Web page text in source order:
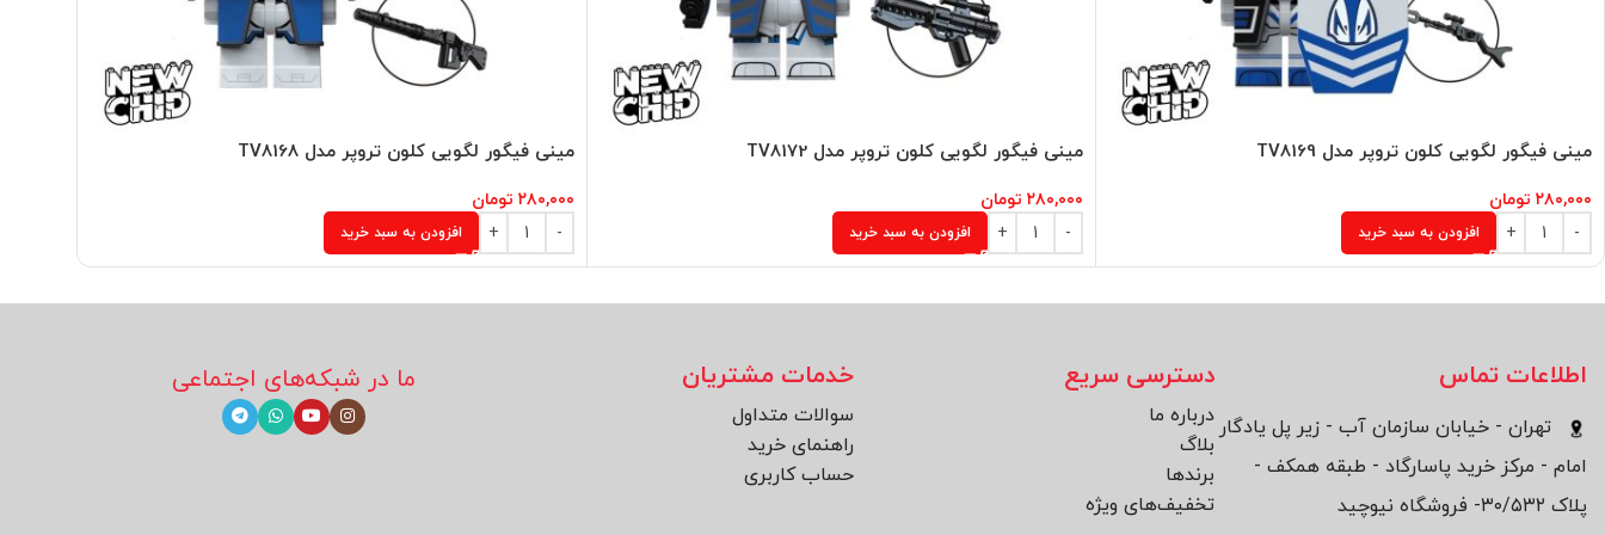
مینی فیگور لگویی کلون تروپر مدل TV8169
۲۸۰,۰۰۰ تومان
افزودن به سبد خرید
مینی فیگور لگویی کلون تروپر مدل TV8172
۲۸۰,۰۰۰ تومان
افزودن به سبد خرید
مینی فیگور لگویی کلون تروپر مدل TV8168
۲۸۰,۰۰۰ تومان
افزودن به سبد خرید
اطلاعات تماس
تهران - خیابان سازمان آب - زیر پل یادگار
امام - مرکز خرید پاسارگاد - طبقه همکف -
پلاک ۳۰/۵۳۲- فروشگاه نیوچید
دسترسی سریع
درباره ما
بلاگ
برند‌ها
تخفیف‌های ویژه
خدمات مشتریان
سوالات متداول
راهنمای خرید
حساب کاربری
ما در شبکه‌های اجتماعی